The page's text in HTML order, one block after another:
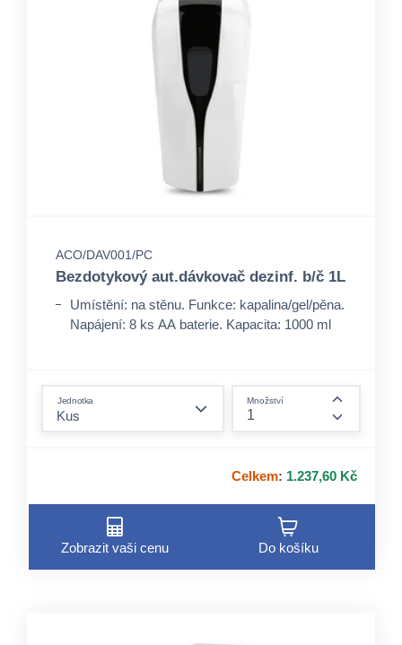
ACO/DAV001/PC
Bezdotykový aut.dávkovač dezinf. b/č 1L
Umístění: na stěnu. Funkce: kapalina/gel/pěna.
Napájení: 8 ks AA baterie. Kapacita: 1000 ml
Jednotka Množství
Celkem: 1.237,60 Kč
Zobrazit vaši cenu Do košíku